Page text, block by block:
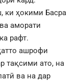
ки ҳокими Басра
аморати
рафт.
ашрофи
тақсими ато, на
ва на дар